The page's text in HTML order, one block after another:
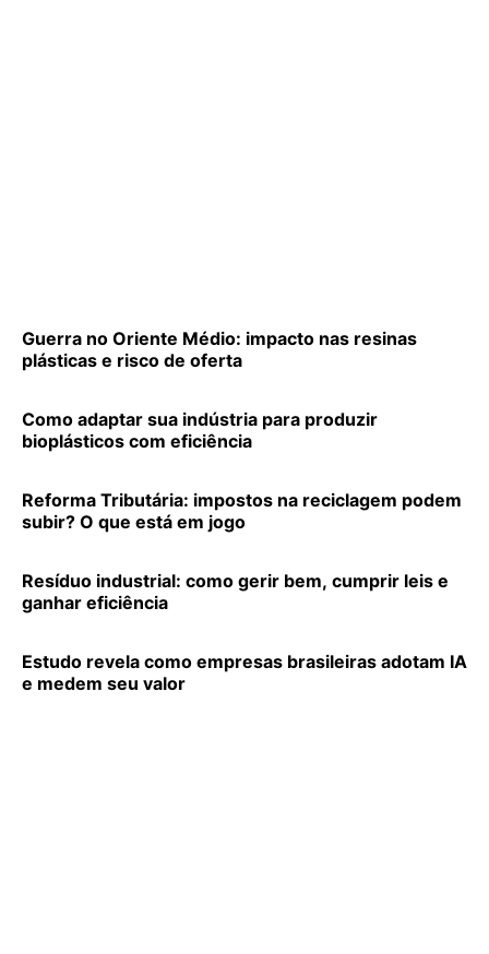
Guerra no Oriente Médio: impacto nas resinas
plásticas e risco de oferta
Como adaptar sua indústria para produzir
bioplásticos com eficiência
Reforma Tributária: impostos na reciclagem podem
subir? O que está em jogo
Resíduo industrial: como gerir bem, cumprir leis e
ganhar eficiência
Estudo revela como empresas brasileiras adotam IA
e medem seu valor